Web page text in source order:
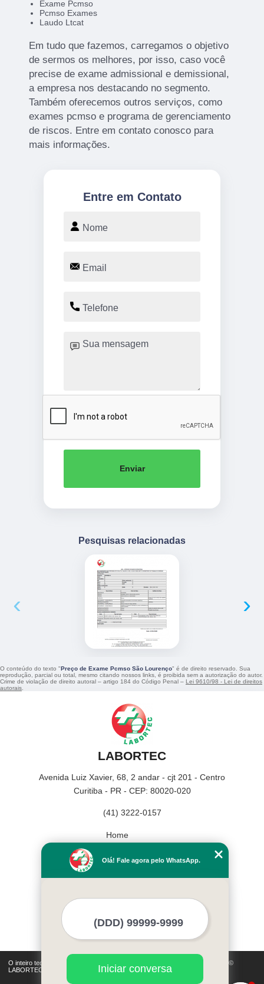
Exame Pcmso
Pcmso Exames
Laudo Ltcat
Em tudo que fazemos, carregamos o objetivo
de sermos os melhores, por isso, caso você
precise de exame admissional e demissional,
a empresa nos destacando no segmento.
Também oferecemos outros serviços, como
exames pcmso e programa de gerenciamento
de riscos. Entre em contato conosco para
mais informações.
Entre em Contato
Enviar
Pesquisas relacionadas
‹ ›
O conteúdo do texto "Preço de Exame Pcmso São Lourenço" é de direito reservado. Sua
reprodução, parcial ou total, mesmo citando nossos links, é proibida sem a autorização do autor.
Crime de violação de direito autoral – artigo 184 do Código Penal – Lei 9610/98 - Lei de direitos
autorais
LABORTEC
Avenida Luiz Xavier, 68, 2 andar - cjt 201 - Centro
Curitiba - PR - CEP: 80020-020
(41) 3222-0157
Home
Missão
O inteiro teor deste site está sujeito à proteção de direitos autorais. Copyright©
LABORTEC (Lei 9610 de 19/02/1998)
Olá! Fale agora pelo WhatsApp.
Iniciar conversa